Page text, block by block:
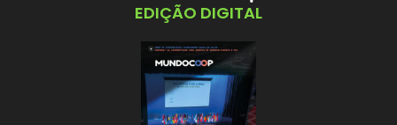
EDIÇÃO DIGITAL